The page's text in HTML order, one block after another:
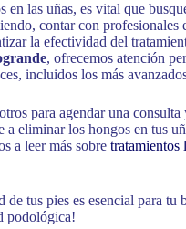
en las uñas, es vital que
contar con profesionales
la efectividad del
, ofrecemos atención
incluidos los más
para agendar una
a eliminar los hongos en tus
a leer más sobre tratamientos
de tus pies es esencial para tu
podológica!